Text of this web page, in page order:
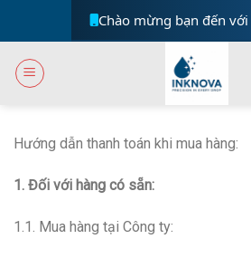
content
Chào mừng bạn đến với
Hướng dẫn thanh toán khi mua hàng:
1. Đối với hàng có sẵn:
1.1. Mua hàng tại Công ty: